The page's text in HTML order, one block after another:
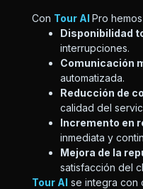
Con Tour AI Pro
Disponibilidad
interrupciones.
Comunicación
automatizada.
Reducción de
calidad del
Incremento en
inmediata y
Mejora de la
satisfacción del
Tour AI se integra con